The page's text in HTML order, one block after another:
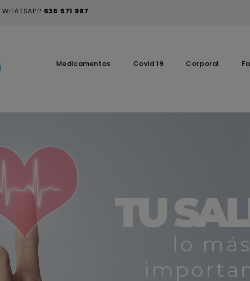
636 571 987
Medicamentos Covid 19 Corporal